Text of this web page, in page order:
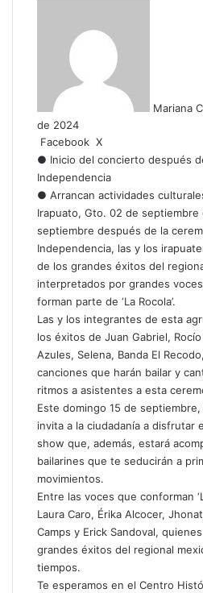
Mariana
de 2024
Facebook X
● Inicio del concierto después
Independencia
● Arrancan actividades
Irapuato, Gto. 02 de
septiembre después de la
Independencia, las y los
de los grandes éxitos del
interpretados por grandes
forman parte de ‘La Rocola’.
Las y los integrantes de esta
los éxitos de Juan Gabriel,
Azules, Selena, Banda El
canciones que harán bailar y
ritmos a asistentes a esta
Este domingo 15 de
invita a la ciudadanía a disfrutar
show que, además, estará
bailarines que te seducirán a
movimientos.
Entre las voces que conforman
Laura Caro, Érika Alcocer,
Camps y Erick Sandoval,
grandes éxitos del regional
tiempos.
Te esperamos en el Centro